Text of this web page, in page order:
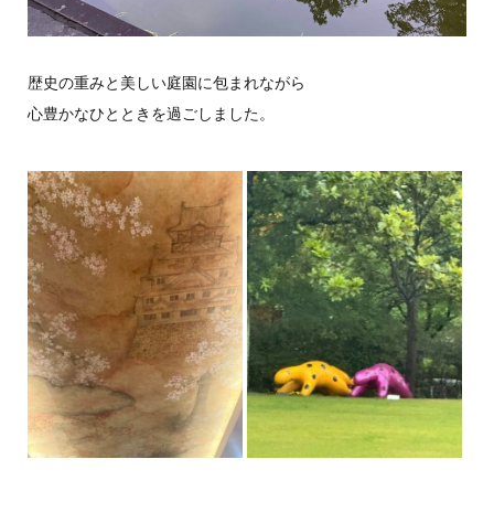
歴史の重みと美しい庭園に包まれながら
心豊かなひとときを過ごしました。